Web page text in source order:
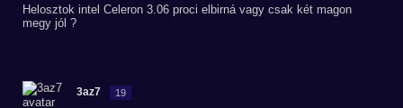
Helosztok intel Celeron 3.06 proci elbirná vagy csak két magon
megy jól ?
3az7 19